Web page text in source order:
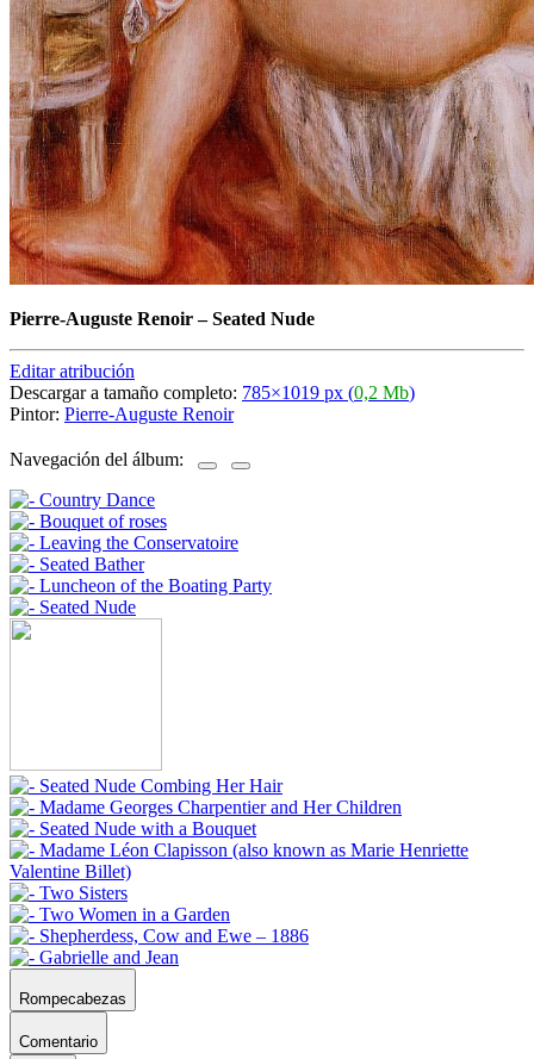
Pierre-Auguste Renoir–Seated Nude
Editar atribución
Descargar a tamaño completo: 785×1019 px (0,2 Mb)
Pintor: Pierre-Auguste Renoir
Navegación del álbum:
Rompecabezas
Comentario